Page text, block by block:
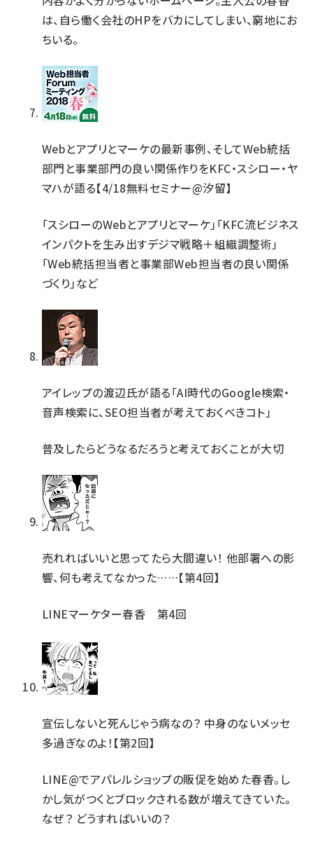
は、自ら働く会社のHPをバカにしてしまい、窮地にお
ちいる。
Webとアプリとマーケの最新事例、そしてWeb統括
部門と事業部門の良い関係作りをKFC・スシロー・ヤ
マハが語る【4/18無料セミナー@汐留】
「スシローのWebとアプリとマーケ」「KFC流ビジネス
インパクトを生み出すデジマ戦略＋組織調整術」
「Web統括担当者と事業部Web担当者の良い関係
づくり」など
アイレップの渡辺氏が語る「AI時代のGoogle検索・
音声検索に、SEO担当者が考えておくべきコト」
普及したらどうなるだろうと考えておくことが大切
売れればいいと思ってたら大間違い！ 他部署への影
響、何も考えてなかった……【第4回】
LINEマーケター春香 第4回
宣伝しないと死んじゃう病なの？ 中身のないメッセ
多過ぎなのよ！【第2回】
LINE@でアパレルショップの販促を始めた春香。し
かし気がつくとブロックされる数が増えてきていた。
なぜ？ どうすればいいの？